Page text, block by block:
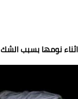
نومها بسبب الشك